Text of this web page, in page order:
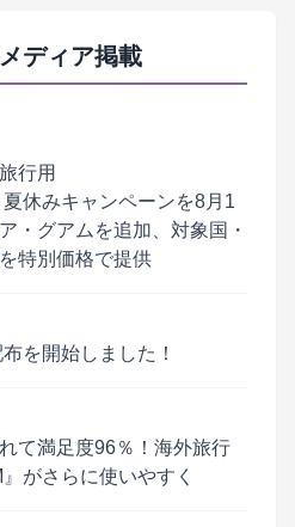
ディア掲載
行用
休みキャンペーンを8月1
・グアムを追加、対象国・
特別価格で提供
を開始しました！
て満足度96％！海外旅行
がさらに使いやすく